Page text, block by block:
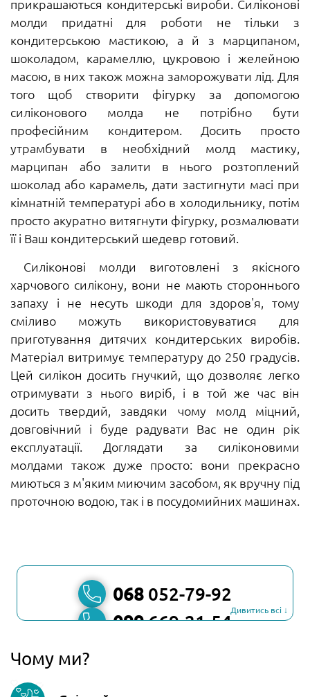
прикрашаються кондитерські вироби. Силіконові
молди придатні для роботи не тільки з
кондитерською мастикою, а й з марципаном,
шоколадом, карамеллю, цукровою і желейною
масою, в них також можна заморожувати лід. Для
того щоб створити фігурку за допомогою
силіконового молда не потрібно бути
професійним кондитером. Досить просто
утрамбувати в необхідний молд мастику,
марципан або залити в нього розтоплений
шоколад або карамель, дати застигнути масі при
кімнатній температурі або в холодильнику, потім
просто акуратно витягнути фігурку, розмалювати
її і Ваш кондитерський шедевр готовий.
Силіконові молди виготовлені з якісного
харчового силікону, вони не мають стороннього
запаху і не несуть шкоди для здоров'я, тому
сміливо можуть використовуватися для
приготування дитячих кондитерських виробів.
Матеріал витримує температуру до 250 градусів.
Цей силікон досить гнучкий, що дозволяє легко
отримувати з нього виріб, і в той же час він
досить твердий, завдяки чому молд міцний,
довговічний і буде радувати Вас не один рік
експлуатації. Доглядати за силіконовими
молдами також дуже просто: вони прекрасно
миються з м'яким миючим засобом, як вручну під
проточною водою, так і в посудомийних машинах.
068 052-79-92
099669-21-54Дивитись всі ↓
Чому ми?